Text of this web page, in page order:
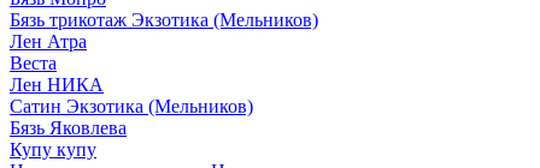
Бязь трикотаж Экзотика (Мельников)
Лен Атра
Веста
Лен НИКА
Сатин Экзотика (Мельников)
Бязь Яковлева
Купу купу